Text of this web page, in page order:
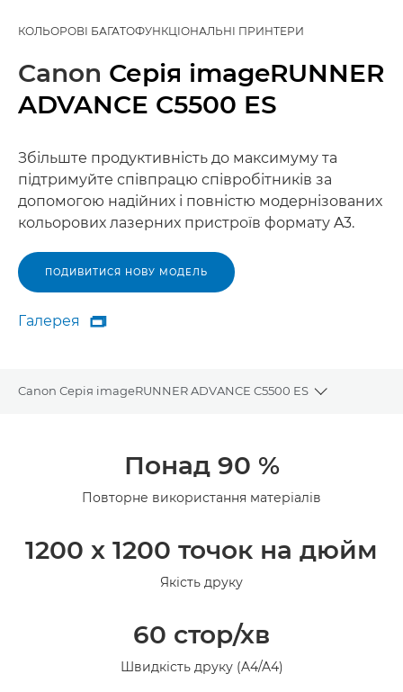
КОЛЬОРОВІ БАГАТОФУНКЦІОНАЛЬНІ ПРИНТЕРИ
Canon Серія imageRUNNER
ADVANCE C5500 ES
Збільште продуктивність до максимуму та
підтримуйте співпрацю співробітників за
допомогою надійних і повністю модернізованих
кольорових лазерних пристроїв формату A3.
ПОДИВИТИСЯ НОВУ МОДЕЛЬ
Галерея
Галерея

Canon Серія imageRUNNER ADVANCE C5500 ES
Toggle
Понад 90 %
Повторне використання матеріалів
1200 x 1200 точок на дюйм
Якість друку
60 стор/хв
Швидкість друку (A4/A4)